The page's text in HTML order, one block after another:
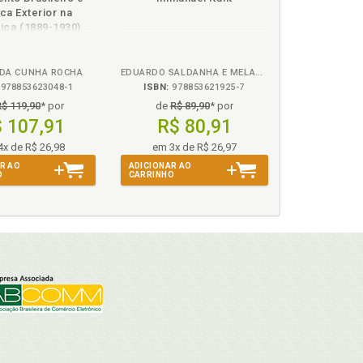
de 1988 e a Reforma da LICC/1942, p. 179
p. 183
p. 188
DO BENEFÍCIO DA LEI MAIS FAVORÁVEL, p.
MAIS FAVORÁVEL, p. 194
O DIREITO MATERIAL SUCESSÓRIO
LÓPEZ, p. 221
na
B.V.
Exterior na
(1889-1930)
CUNHA ROCHA
978853623048-1
119,90* por
107,91
de R$ 26,98
AO
EDUARDO SALDANHA E MELANIE MERLIN DE ANDRADE
ISBN: 978853621925-7
deR$ 89,90* por
R$ 80,91
em 3x de R$ 26,97
ADICIONAR AO
CARRINHO